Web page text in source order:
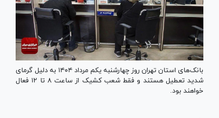
بانک‌های استان تهران روز چهارشنبه یکم مرداد ۱۴۰۴ به دلیل گرمای
شدید تعطیل هستند و فقط شعب کشیک از ساعت ۸ تا ۱۲ فعال
خواهند بود.